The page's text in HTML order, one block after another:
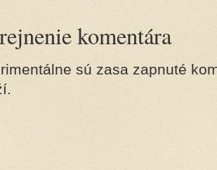
komentára
sú zasa zapnuté